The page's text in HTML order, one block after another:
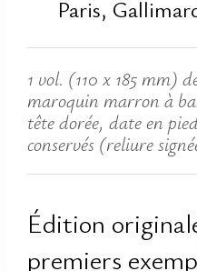
Paris,
1 vol. (110 x 185 mm)
maroquin marron à
tête dorée, date en
conservés (reliure
Édition
premiers